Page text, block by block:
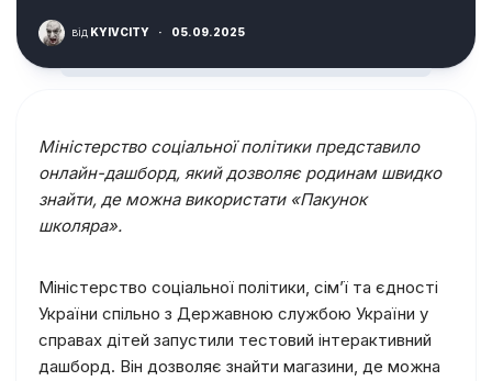
від KYIVCITY · 05.09.2025
Міністерство соціальної політики представило
онлайн-дашборд, який дозволяє родинам швидко
знайти, де можна використати «Пакунок
школяра».
Міністерство соціальної політики, сім’ї та єдності
України спільно з Державною службою України у
справах дітей запустили тестовий інтерактивний
дашборд. Він дозволяє знайти магазини, де можна